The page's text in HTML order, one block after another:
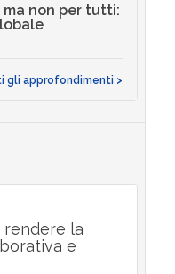
ma non per tutti:
gli approfondimenti >
rendere la
e